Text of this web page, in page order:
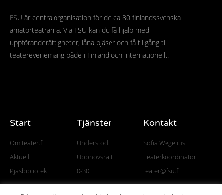
FSU är centralorganisation för de ca 80 finlandssvenska
amatörteatrarna. Via FSU kan du få hjälp med
uppföranderättigheter, låna pjäser och få tillgång till
teaterevenemang både i Finland och internationellt.
Start
Om teater.fi
Aktuellt
Pjäsbibliotek
Tjänster
Understöd
Upphovsrätt
0-30
Kontakt
Sofia Wegelius
Teaterkoordinator
teater@fsu.fi